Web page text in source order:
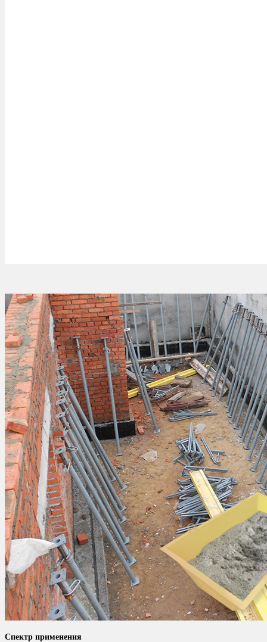
Спектр применения